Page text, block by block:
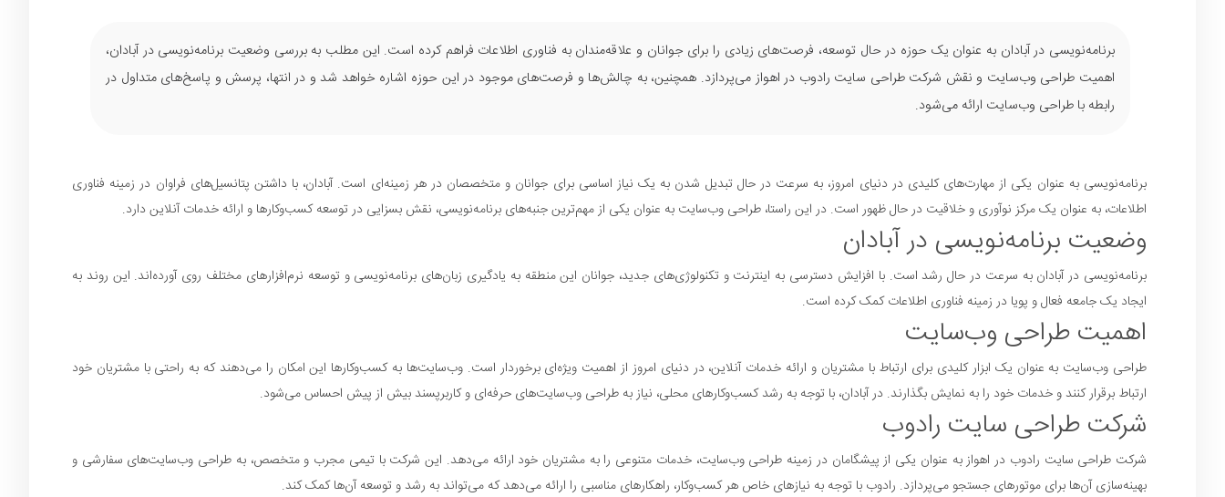
برنامه‌نویسی در آبادان به عنوان یک حوزه در حال توسعه، فرصت‌های زیادی را برای جوانان و علاقه‌مندان به فناوری اطلاعات فراهم کرده است. این مطلب به بررسی وضعیت برنامه‌نویسی در آبادان،
اهمیت طراحی وب‌سایت و نقش شرکت طراحی سایت رادوب در اهواز می‌پردازد. همچنین، به چالش‌ها و فرصت‌های موجود در این حوزه اشاره خواهد شد و در انتها، پرسش و پاسخ‌های متداول در
رابطه با طراحی وب‌سایت ارائه می‌شود.
برنامه‌نویسی به عنوان یکی از مهارت‌های کلیدی در دنیای امروز، به سرعت در حال تبدیل شدن به یک نیاز اساسی برای جوانان و متخصصان در هر زمینه‌ای است. آبادان، با داشتن پتانسیل‌های فراوان در زمینه فناوری
اطلاعات، به عنوان یک مرکز نوآوری و خلاقیت در حال ظهور است. در این راستا، طراحی وب‌سایت به عنوان یکی از مهم‌ترین جنبه‌های برنامه‌نویسی، نقش بسزایی در توسعه کسب‌وکارها و ارائه خدمات آنلاین دارد.
وضعیت برنامه‌نویسی در آبادان
برنامه‌نویسی در آبادان به سرعت در حال رشد است. با افزایش دسترسی به اینترنت و تکنولوژی‌های جدید، جوانان این منطقه به یادگیری زبان‌های برنامه‌نویسی و توسعه نرم‌افزارهای مختلف روی آورده‌اند. این روند به
ایجاد یک جامعه فعال و پویا در زمینه فناوری اطلاعات کمک کرده است.
اهمیت طراحی وب‌سایت
طراحی وب‌سایت به عنوان یک ابزار کلیدی برای ارتباط با مشتریان و ارائه خدمات آنلاین، در دنیای امروز از اهمیت ویژه‌ای برخوردار است. وب‌سایت‌ها به کسب‌وکارها این امکان را می‌دهند که به راحتی با مشتریان خود
ارتباط برقرار کنند و خدمات خود را به نمایش بگذارند. در آبادان، با توجه به رشد کسب‌وکارهای محلی، نیاز به طراحی وب‌سایت‌های حرفه‌ای و کاربرپسند بیش از پیش احساس می‌شود.
شرکت طراحی سایت رادوب
شرکت طراحی سایت رادوب در اهواز به عنوان یکی از پیشگامان در زمینه طراحی وب‌سایت، خدمات متنوعی را به مشتریان خود ارائه می‌دهد. این شرکت با تیمی مجرب و متخصص، به طراحی وب‌سایت‌های سفارشی و
بهینه‌سازی آن‌ها برای موتورهای جستجو می‌پردازد. رادوب با توجه به نیازهای خاص هر کسب‌وکار، راهکارهای مناسبی را ارائه می‌دهد که می‌تواند به رشد و توسعه آن‌ها کمک کند.